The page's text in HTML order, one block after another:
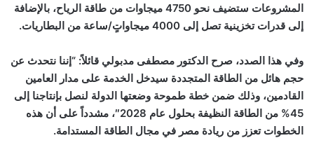
المشروعات ستضيف نحو 4750 ميجاوات من طاقة الرياح، بالإضافة
إلى قدرات تخزينية تصل إلى 4000 ميجاواتٍ/ساعة من البطاريات.
وفي هذا الصدد، صرح الدكتور مصطفى مدبولي قائلاً: “إننا نتحدث عن
حجم هائل من الطاقة المتجددة سيدخل الخدمة على مدار العامين
القادمين، وذلك ضمن خطة طموحة وضعتها الدولة لنصل بإنتاجنا إلى
45% من الطاقة النظيفة بحلول عام 2028″، مشدداً على أن هذه
الخطوات تعزز من ريادة مصر في مجال الطاقة المستدامة.